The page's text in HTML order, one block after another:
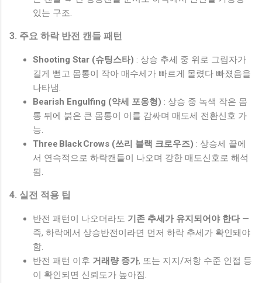
있는 구조.
3. 주요 하락 반전 캔들 패턴
Shooting Star (슈팅스타) : 상승 추세 중 위로 그림자가
길게 뻗고 몸통이 작아 매수세가 빠르게 몰렸다 빠졌음을
나타냄.
Bearish Engulfing (약세 포옹형) : 상승 중 녹색 작은 몸
통 뒤에 붉은 큰 몸통이 이를 감싸며 매도세 전환신호 가
능.
Three Black Crows (쓰리 블랙 크로우즈) : 상승세 끝에
서 연속적으로 하락캔들이 나오며 강한 매도신호로 해석
됨.
4. 실전 적용 팁
반전 패턴이 나오더라도 기존 추세가 유지되어야 한다—
즉, 하락에서 상승반전이라면 먼저 하락 추세가 확인돼야
함.
반전 패턴 이후 거래량 증가, 또는 지지/저항 수준 인접 등
이 확인되면 신뢰도가 높아짐.